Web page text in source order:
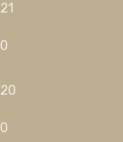
21
0
20
0